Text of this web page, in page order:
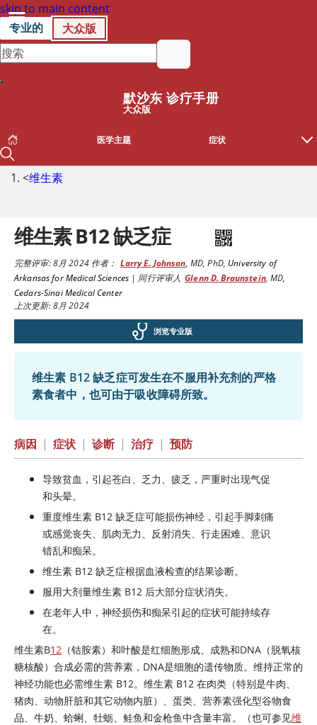
skip to main content
专业的
大众版
默沙东 诊疗手册
大众版
医学主题 症状
<维生素
维生素 B12 缺乏症
完整评审:8月 2024作者： Larry E. Johnson, MD, PhD, University of
Arkansas for Medical Sciences | 同行评审人 Glenn D. Braunstein,MD,
Cedars-Sinai Medical Center
上次更新: 8月 2024
浏览专业版
维生素 B12 缺乏症可发生在不服用补充剂的严格
素食者中，也可由于吸收障碍所致。
病因 | 症状 | 诊断 | 治疗 | 预防
导致贫血，引起苍白、乏力、疲乏，严重时出现气促
和头晕。
重度维生素 B12 缺乏症可能损伤神经，引起手脚刺痛
或感觉丧失、肌肉无力、反射消失、行走困难、意识
错乱和痴呆。
维生素 B12 缺乏症根据血液检查的结果诊断。
服用大剂量维生素 B12 后大部分症状消失。
在老年人中，神经损伤和痴呆引起的症状可能持续存
在。
维生素B12 （钴胺素）和叶酸是红细胞形成、成熟和DNA（脱氧核
糖核酸）合成必需的营养素，DNA是细胞的遗传物质。维持正常的
神经功能也必需维生素 B12。维生素 B12 在肉类（特别是牛肉、
猪肉、动物肝脏和其它动物内脏）、蛋类、营养素强化型谷物食
品、牛奶、蛤蜊、牡蛎、鲑鱼和金枪鱼中含量丰富。（也可参见维